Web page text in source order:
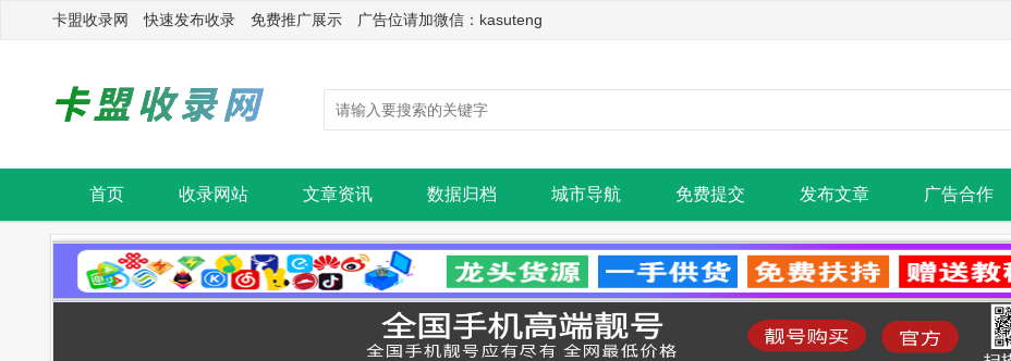
卡盟收录网 快速发布收录 免费推广展示 广告位请加微信：kasuteng
首页 收录网站 文章资讯 数据归档 城市导航 免费提交 发布文章 广告合作